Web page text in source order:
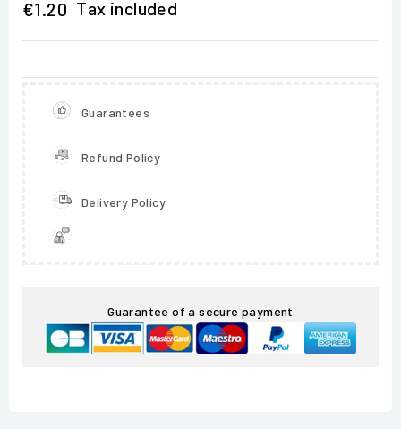
€1.20 Tax included
Guarantees
Refund Policy
Delivery Policy
Guarantee of a secure payment